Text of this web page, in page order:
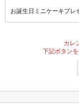
お誕生日ミニケーキプレ
カレ
下記ボタン